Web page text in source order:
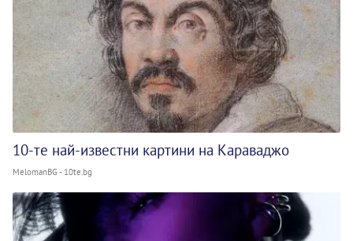
10-те най-известни картини на Караваджо
MelomanBG - 10te.bg